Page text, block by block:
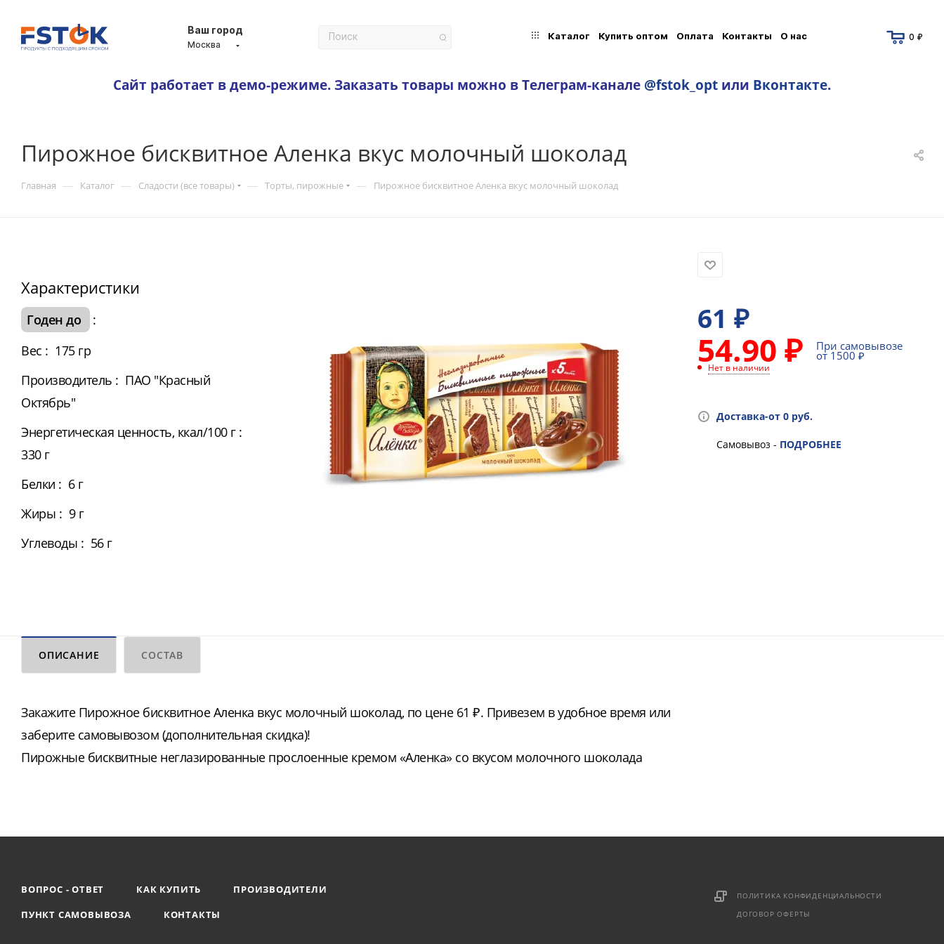
Ваш город
Москва
Каталог Купить оптом Оплата Контакты О нас 0 ₽
Сайт работает в демо-режиме. Заказать товары можно в Телеграм-канале @fstok_opt или Вконтакте.
Пирожное бисквитное Аленка вкус молочный шоколад
Главная — Каталог — Сладости (все товары) — Торты, пирожные — Пирожное бисквитное Аленка вкус молочный шоколад
Характеристики
Годен до
:
Вес : 175 гр
Производитель : ПАО "Красный
Октябрь"
Энергетическая ценность, ккал/100 г :
330 г
Белки : 6 г
Жиры : 9 г
Углеводы : 56 г
61 ₽
54.90 ₽ При самовывозе
от 1500 ₽
Нет в наличии
Доставка-от 0 руб.
Самовывоз - ПОДРОБНЕЕ
ОПИСАНИЕ СОСТАВ
Закажите Пирожное бисквитное Аленка вкус молочный шоколад, по цене 61 ₽. Привезем в удобное время или
заберите самовывозом (дополнительная скидка)!
Пирожные бисквитные неглазированные прослоенные кремом «Аленка» со вкусом молочного шоколада
ВОПРОС - ОТВЕТ КАК КУПИТЬ
ПРОИЗВОДИТЕЛИ
ПУНКТ САМОВЫВОЗА
КОНТАКТЫ
ПОЛИТИКА КОНФИДЕНЦИАЛЬНОСТИ
ДОГОВОР ОФЕРТЫ